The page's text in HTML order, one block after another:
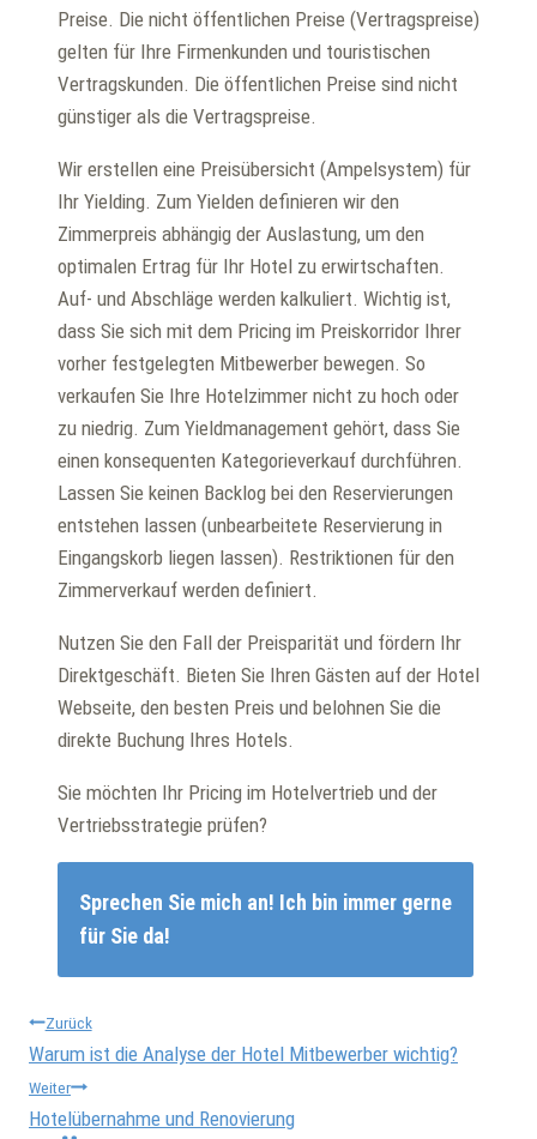
Preise. Die nicht öffentlichen Preise (Vertragspreise)
gelten für Ihre Firmenkunden und touristischen
Vertragskunden. Die öffentlichen Preise sind nicht
günstiger als die Vertragspreise.
Wir erstellen eine Preisübersicht (Ampelsystem) für
Ihr Yielding. Zum Yielden definieren wir den
Zimmerpreis abhängig der Auslastung, um den
optimalen Ertrag für Ihr Hotel zu erwirtschaften.
Auf- und Abschläge werden kalkuliert. Wichtig ist,
dass Sie sich mit dem Pricing im Preiskorridor Ihrer
vorher festgelegten Mitbewerber bewegen. So
verkaufen Sie Ihre Hotelzimmer nicht zu hoch oder
zu niedrig. Zum Yieldmanagement gehört, dass Sie
einen konsequenten Kategorieverkauf durchführen.
Lassen Sie keinen Backlog bei den Reservierungen
entstehen lassen (unbearbeitete Reservierung in
Eingangskorb liegen lassen). Restriktionen für den
Zimmerverkauf werden definiert.
Nutzen Sie den Fall der Preisparität und fördern Ihr
Direktgeschäft. Bieten Sie Ihren Gästen auf der Hotel
Webseite, den besten Preis und belohnen Sie die
direkte Buchung Ihres Hotels.
Sie möchten Ihr Pricing im Hotelvertrieb und der
Vertriebsstrategie prüfen?
Sprechen Sie mich an! Ich bin immer gerne
für Sie da!
Beitragsnavigation
Zurück
Warum ist die Analyse der Hotel Mitbewerber wichtig?
Weiter
Hotelübernahme und Renovierung